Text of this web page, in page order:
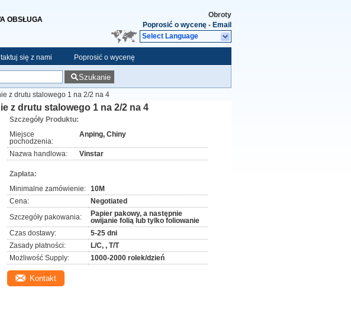
OBSŁUGA
Obroty
Poprosić o wycenę - Email
Select Language
się z nami Poprosić o wycenę
Szukanie
z drutu stalowego 1 na 2/2 na 4
z drutu stalowego 1 na 2/2 na 4
Szczegóły Produktu:
Miejsce
pochodzenia:
Anping, Chiny
Nazwa handlowa: Vinstar
Zapłata:
Minimalne zamówienie: 10M
Cena:
Negotiated
Szczegóły pakowania:
Papier pakowy, a następnie
owijanie folią lub tylko foliowanie
Czas dostawy:
5-25 dni
Zasady płatności:
L/C, , T/T
Możliwość Supply:
1000-2000 rolek/dzień
Kontakt